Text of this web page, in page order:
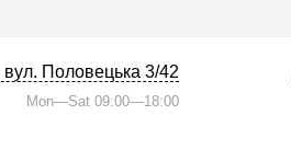
вул. Половецька 3/42
Mon—Sat 09:00—18:00